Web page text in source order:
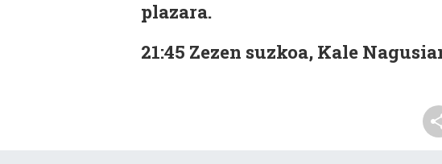
plazara.
21:45 Zezen suzkoa, Kale